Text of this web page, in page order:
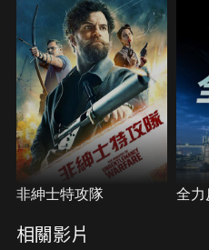
就是一項不可能完成的任務
美麗的龐德女郎多明諾的幫
的跟踪和追殺，離成功越來越
非紳士特攻隊 全力
相關影片